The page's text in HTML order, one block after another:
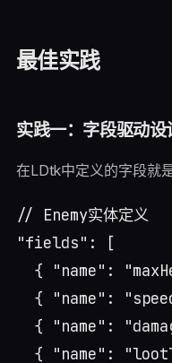
最佳实践
实践一：字段驱动设
在LDtk中定义的字段就
// Enemy实体定义
"fields": [
{ "name":
{ "name":
{ "name":
{ "name":